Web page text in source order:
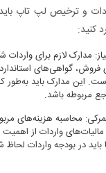
و ترخیص لپ تاپ
کنید:
مدارک لازم برای واردات
فروش، گواهی‌های
این مدارک باید به‌طور
مربوطه باشد.
محاسبه هزینه‌های
واردات از اهمیت
در بودجه واردات لحاظ